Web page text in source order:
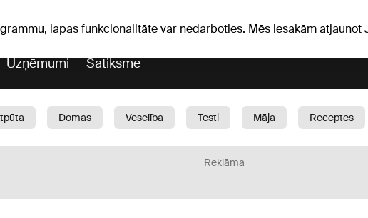
lapas funkcionalitāte var nedarboties. Mēs iesakām atjaunot
Uzņēmumi Satiksme
Domas Veselība Testi Māja Receptes
Reklāma